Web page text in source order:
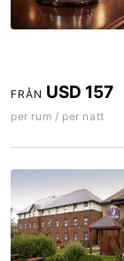
FRÅN USD 157
per rum / per natt